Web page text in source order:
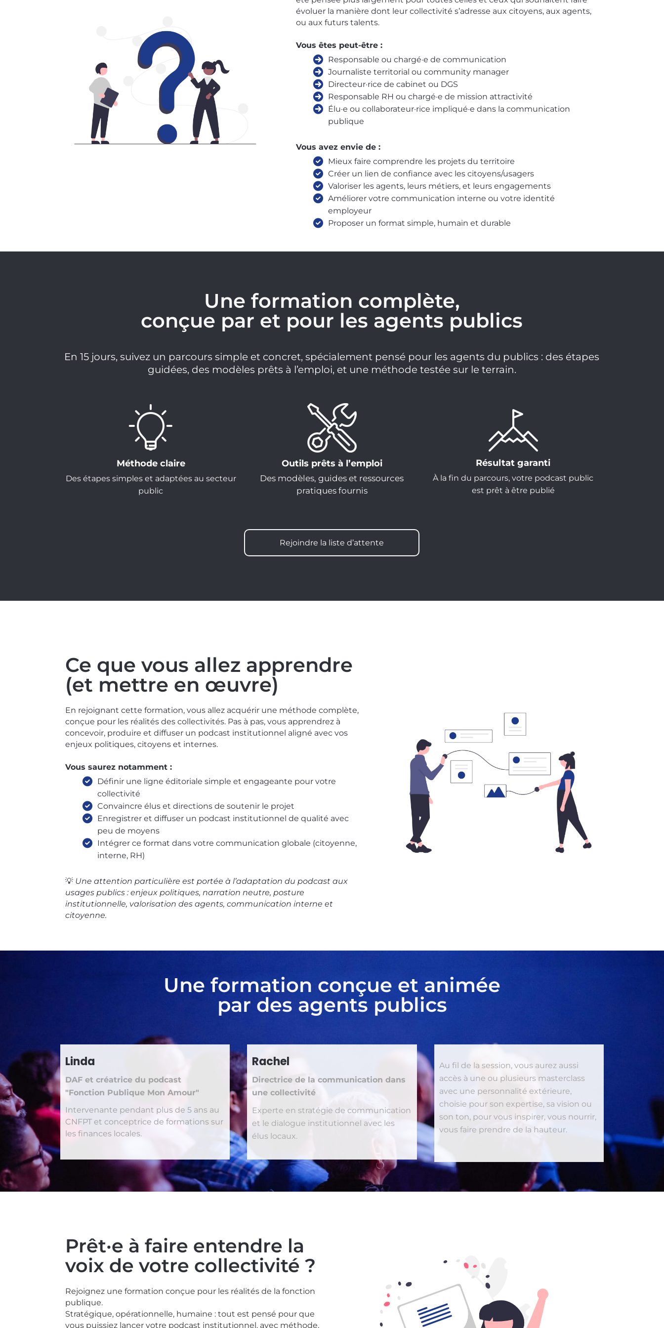
évoluer la manière dont leur collectivité s’adresse aux citoyens, aux agents,
ou aux futurs talents.
Vous êtes peut-être :
Responsable ou chargé·e de communication
Journaliste territorial ou community manager
Directeur·rice de cabinet ou DGS
Responsable RH ou chargé·e de mission attractivité
Élu·e ou collaborateur·rice impliqué·e dans la communication
publique
Vous avez envie de :
Mieux faire comprendre les projets du territoire
Créer un lien de confiance avec les citoyens/usagers
Valoriser les agents, leurs métiers, et leurs engagements
Améliorer votre communication interne ou votre identité
employeur
Proposer un format simple, humain et durable
Une formation complète,
conçue par et pour les agents publics
En 15 jours, suivez un parcours simple et concret, spécialement pensé pour les agents du publics : des étapes
guidées, des modèles prêts à l’emploi, et une méthode testée sur le terrain.
Méthode claire
Des étapes simples et adaptées au secteur
public
Outils prêts à l’emploi
Des modèles, guides et ressources
pratiques fournis
Résultat garanti
À la fin du parcours, votre podcast public
est prêt à être publié
Rejoindre la liste d’attente
Ce que vous allez apprendre
(et mettre en œuvre)
En rejoignant cette formation, vous allez acquérir une méthode complète,
conçue pour les réalités des collectivités. Pas à pas, vous apprendrez à
concevoir, produire et diffuser un podcast institutionnel aligné avec vos
enjeux politiques, citoyens et internes.
Vous saurez notamment :
Définir une ligne éditoriale simple et engageante pour votre
collectivité
Convaincre élus et directions de soutenir le projet
Enregistrer et diffuser un podcast institutionnel de qualité avec
peu de moyens
Intégrer ce format dans votre communication globale (citoyenne,
interne, RH)
💡 Une attention particulière est portée à l’adaptation du podcast aux
usages publics : enjeux politiques, narration neutre, posture
institutionnelle, valorisation des agents, communication interne et
citoyenne.
Une formation conçue et animée
par des agents publics
Linda
DAF et créatrice du podcast
"Fonction Publique Mon Amour"
Intervenante pendant plus de 5 ans au
CNFPT et conceptrice de formations sur
les finances locales.
Rachel
Directrice de la communication dans
une collectivité
Experte en stratégie de communication
et le dialogue institutionnel avec les
élus locaux.
Au fil de la session, vous aurez aussi
accès à une ou plusieurs masterclass
avec une personnalité extérieure,
choisie pour son expertise, sa vision ou
son ton, pour vous inspirer, vous nourrir,
vous faire prendre de la hauteur.
Prêt·e à faire entendre la
voix de votre collectivité ?
Rejoignez une formation conçue pour les réalités de la fonction
publique.
Stratégique, opérationnelle, humaine : tout est pensé pour que
vous puissiez lancer votre podcast institutionnel, avec méthode,